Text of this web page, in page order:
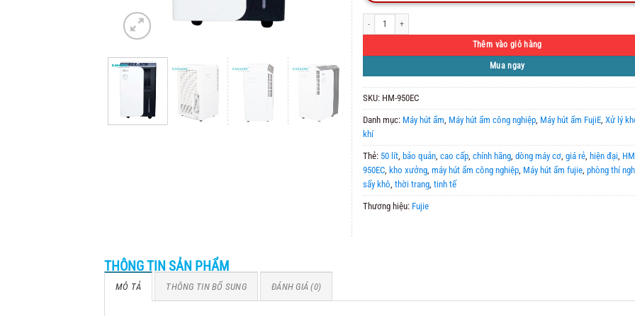
Máy Hút Ẩm Công Nghiệp FujiE HM-950EC số lượng
Thêm vào giỏ hàng
Mua ngay
SKU: HM-950EC
Danh mục: Máy hút ẩm, Máy hút ẩm công nghiệp, Máy hút ẩm FujiE, Xử lý
khí
Thẻ: 50 lít, bảo quản, cao cấp, chính hãng, dòng máy cơ, giá rẻ, hiện đại,
950EC, kho xưởng, máy hút ẩm công nghiệp, Máy hút ẩm fujie, phòng thí
sấy khô, thời trang, tinh tế
Thương hiệu: Fujie
THÔNG TIN SẢN PHẨM
MÔ TẢ THÔNG TIN BỔ SUNG ĐÁNH GIÁ (0)